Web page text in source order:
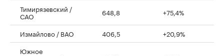
Тимирязевский /
САО 648,8 +75,4%
Измайлово / ВАО 406,5
+20,9%
Южное